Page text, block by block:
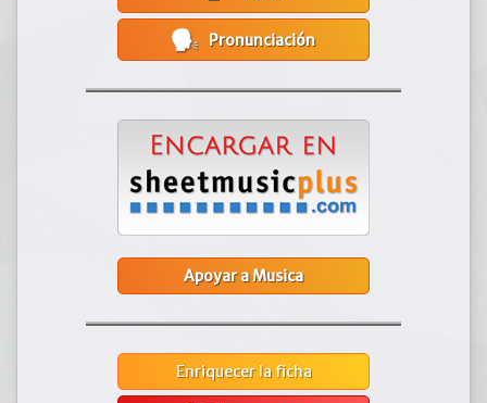
Pronunciación
Apoyar a Musica
Enriquecer la ficha